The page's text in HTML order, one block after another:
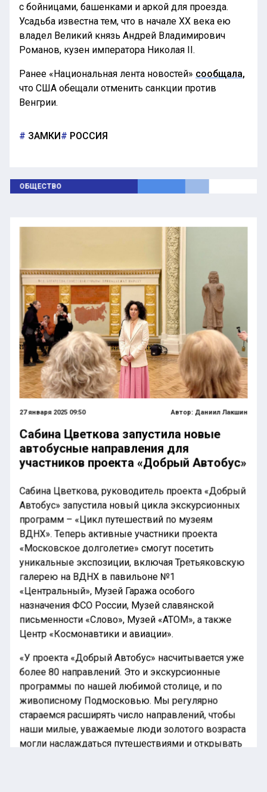
с бойницами, башенками и аркой для проезда.
Усадьба известна тем, что в начале XX века ею
владел Великий князь Андрей Владимирович
Романов, кузен императора Николая II.
Ранее «Национальная лента новостей» сообщала,
что США обещали отменить санкции против
Венгрии.
ЗАМКИ РОССИЯ
ОБЩЕСТВО
27 января 2025 09:50 Автор: Даниил Лакшин
Сабина Цветкова запустила новые
автобусные направления для
участников проекта «Добрый Автобус»
Сабина Цветкова, руководитель проекта «Добрый
Автобус» запустила новый цикла экскурсионных
программ – «Цикл путешествий по музеям
ВДНХ». Теперь активные участники проекта
«Московское долголетие» смогут посетить
уникальные экспозиции, включая Третьяковскую
галерею на ВДНХ в павильоне №1
«Центральный», Музей Гаража особого
назначения ФСО России, Музей славянской
письменности «Слово», Музей «АТОМ», а также
Центр «Космонавтики и авиации».
«У проекта «Добрый Автобус» насчитывается уже
более 80 направлений. Это и экскурсионные
программы по нашей любимой столице, и по
живописному Подмосковью. Мы регулярно
стараемся расширять число направлений, чтобы
наши милые, уважаемые люди золотого возраста
могли наслаждаться путешествиями и открывать